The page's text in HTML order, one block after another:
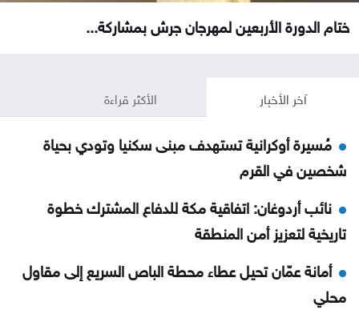
ختام الدورة الأربعين لمهرجان جرش بمشاركة...
آخر الأخبار الأكثر قراءة
مُسيرة أوكرانية تستهدف مبنى سكنيا وتودي بحياة
شخصين في القرم
نائب أردوغان: اتفاقية مكة للدفاع المشترك خطوة
تاريخية لتعزيز أمن المنطقة
أمانة عمّان تحيل عطاء محطة الباص السريع إلى مقاول
محلي